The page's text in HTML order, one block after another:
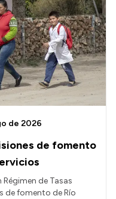
de fomento
de 2026
de Tasas
de fomento de Río